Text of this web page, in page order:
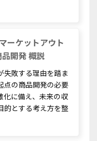
ーケットアウト
開発 概説
失敗する理由を踏ま
点の商品開発の必要
化に備え、未来の収
的とする考え方を整